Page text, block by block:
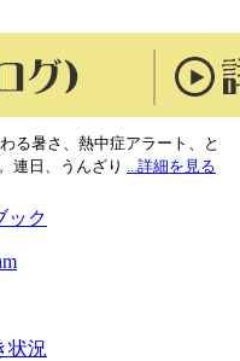
る暑さ、熱中症アラート、と
連日、うんざり ...詳細を見る